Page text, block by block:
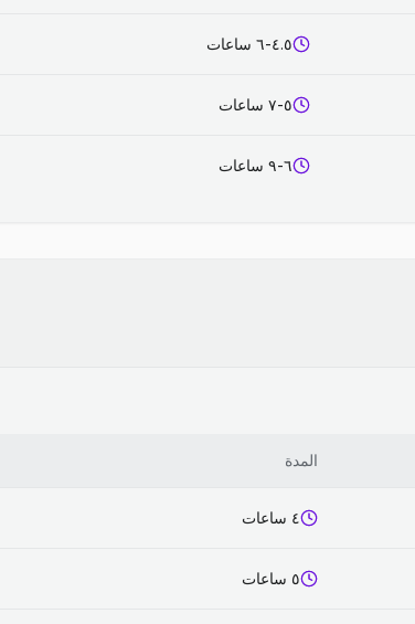
٤.٥-٦ ساعات
٥-٧ ساعات
٦-٩ ساعات
المدة
٤ ساعات
٥ ساعات